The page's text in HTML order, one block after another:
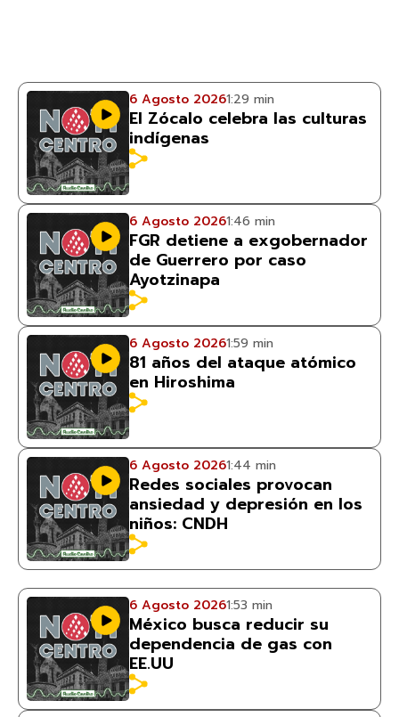
6 Agosto 20261:29 min
El Zócalo celebra las culturas
indígenas
6 Agosto 20261:46 min
FGR detiene a exgobernador
de Guerrero por caso
Ayotzinapa
6 Agosto 20261:59 min
81 años del ataque atómico
en Hiroshima
6 Agosto 20261:44 min
Redes sociales provocan
ansiedad y depresión en los
niños: CNDH
6 Agosto 20261:53 min
México busca reducir su
dependencia de gas con
EE.UU